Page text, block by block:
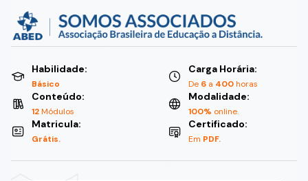
Habilidade:
Básico
Carga Horária:
De 6 a 400horas
Conteúdo:
12Módulos
Modalidade:
100% online.
Matricula:
Grátis.
Certificado:
Em PDF.